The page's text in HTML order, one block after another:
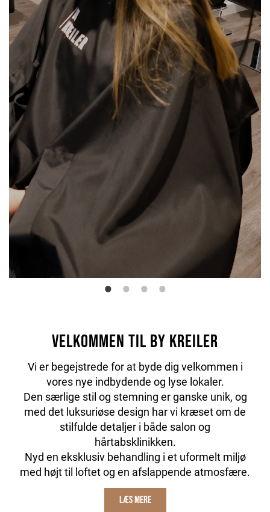
Velkommen til By Kreiler
Vi er begejstrede for at byde dig velkommen i
vores nye indbydende og lyse lokaler.
Den særlige stil og stemning er ganske unik, og
med det luksuriøse design har vi kræset om de
stilfulde detaljer i både salon og
hårtabsklinikken.
Nyd en eksklusiv behandling i et uformelt miljø
med højt til loftet og en afslappende atmosfære.
LÆS MERE